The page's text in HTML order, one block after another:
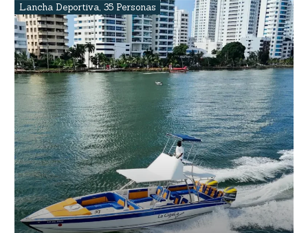
Lancha Deportiva, 35 Personas